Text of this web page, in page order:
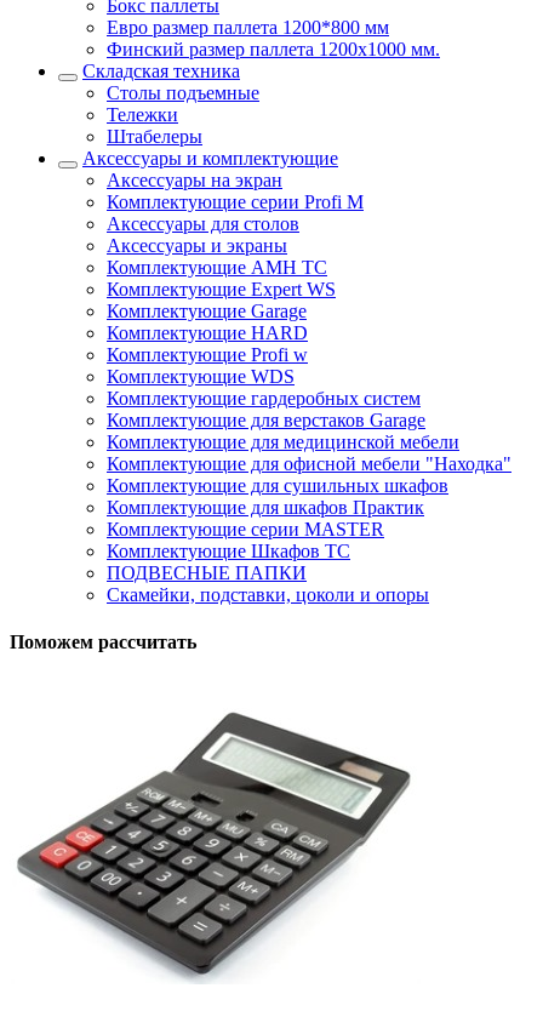
Бокс паллеты
Евро размер паллета 1200*800 мм
Финский размер паллета 1200х1000 мм.
Складская техника
Столы подъемные
Тележки
Штабелеры
Аксессуары и комплектующие
Аксессуары на экран
Комплектующие серии Profi M
Аксессуары для столов
Аксессуары и экраны
Комплектующие AMH TC
Комплектующие Expert WS
Комплектующие Garage
Комплектующие HARD
Комплектующие Profi w
Комплектующие WDS
Комплектующие гардеробных систем
Комплектующие для верстаков Garage
Комплектующие для медицинской мебели
Комплектующие для офисной мебели "Находка"
Комплектующие для сушильных шкафов
Комплектующие для шкафов Практик
Комплектующие серии MASTER
Комплектующие Шкафов ТС
ПОДВЕСНЫЕ ПАПКИ
Скамейки, подставки, цоколи и опоры
Поможем рассчитать